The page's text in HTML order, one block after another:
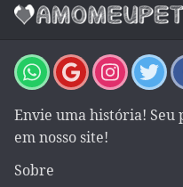
Envie uma história!
em nosso site!
Sobre